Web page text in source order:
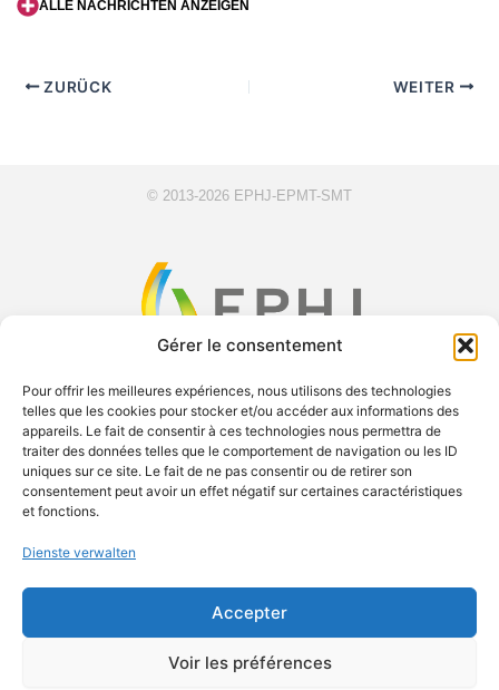
Gérer le consentement
Pour offrir les meilleures expériences, nous utilisons des technologies
telles que les cookies pour stocker et/ou accéder aux informations des
appareils. Le fait de consentir à ces technologies nous permettra de
traiter des données telles que le comportement de navigation ou les ID
uniques sur ce site. Le fait de ne pas consentir ou de retirer son
consentement peut avoir un effet négatif sur certaines caractéristiques
et fonctions.
Dienste verwalten
Accepter
Voir les préférences
ALLE NACHRICHTEN ANZEIGEN
ZURÜCK WEITER
© 2013-2026 EPHJ-EPMT-SMT
F
a
c
o
X
-
t
t
e
r
Y
o
u
e
L
i
n
i
Exsal SA c/o Palexpo SA Postfach 112 1218 Le Grand-
contact.ephj@easyfairs.com Geschäftsführer: Roland Brand
© 2026 EASYFAIRS GROUP PRESS ROOM